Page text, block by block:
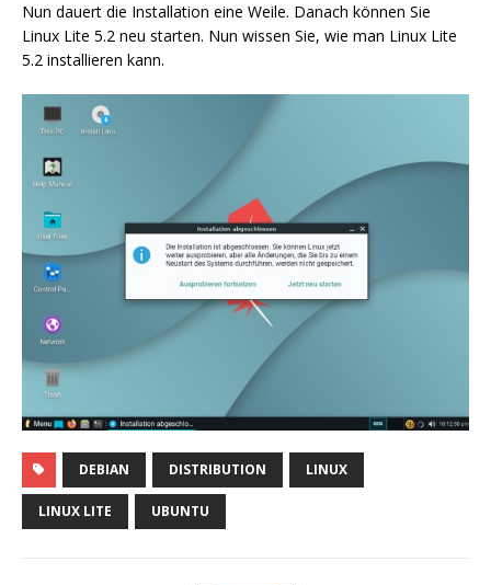
Nun dauert die Installation eine Weile. Danach können Sie
Linux Lite 5.2 neu starten. Nun wissen Sie, wie man Linux Lite
5.2 installieren kann.
DEBIAN DISTRIBUTION LINUX
LINUX LITE UBUNTU